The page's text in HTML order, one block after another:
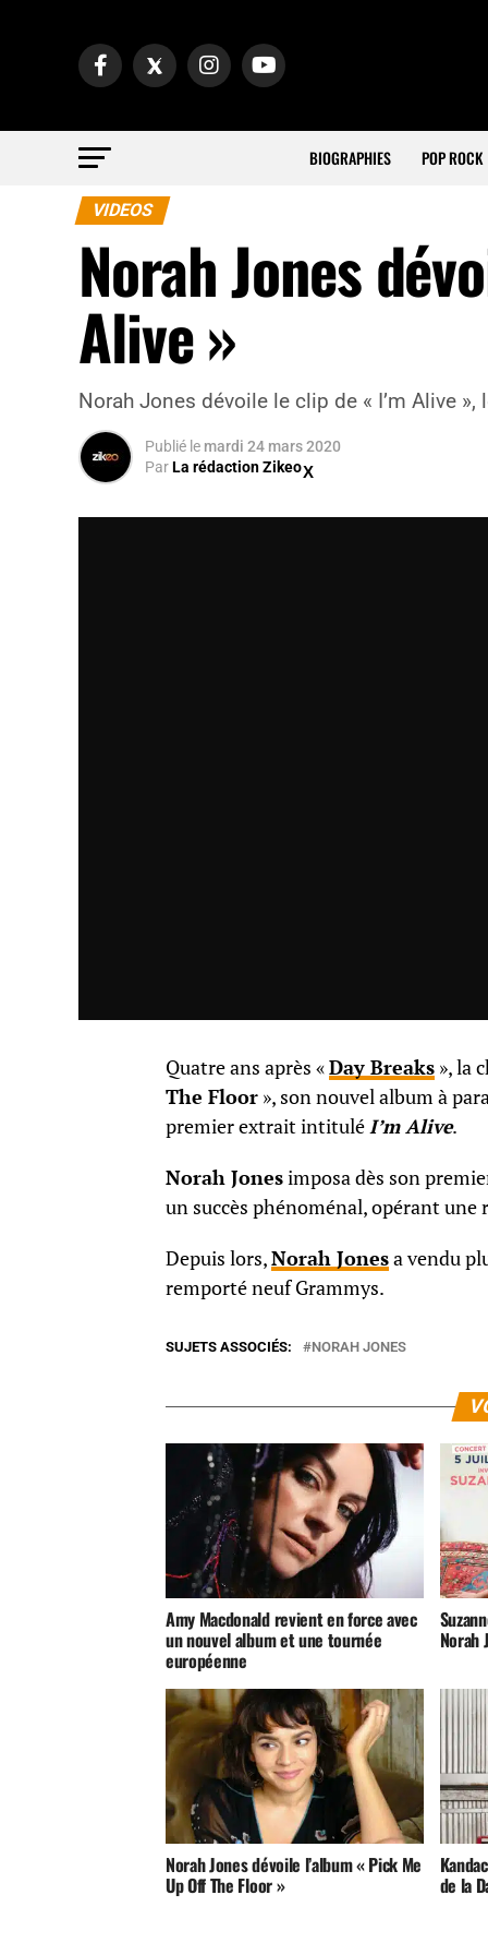
BIOGRAPHIES POP ROCK
VIDEOS
Norah Jones
Alive »
Norah Jones dévoile le clip de « I’m Alive
Publié le mardi 24 mars 2020
ParLa rédaction Zikeo
Quatre ans après «Day Breaks », la
The Floor », son nouvel album à
premier extrait intituléI’m Alive.
Norah Jonesimposa dès son
un succès phénoménal, opérant une
Depuis lors,Norah Jonesa vendu
remporté neuf Grammys.​​
SUJETS ASSOCIÉS: NORAH JONES
Amy Macdonald revient en force avec
un nouvel album et une tournée
européenne
Norah
Norah Jones dévoile l’album « Pick Me
Up Off The Floor » de la